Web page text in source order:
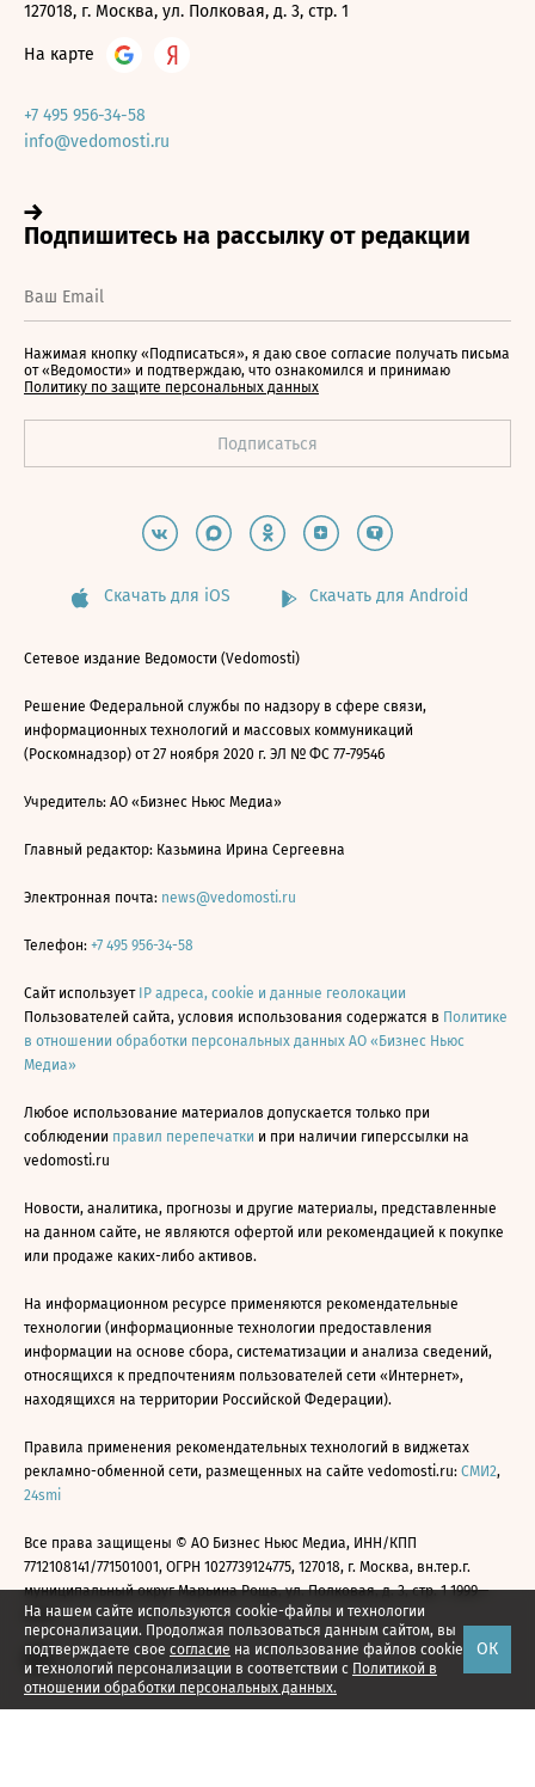
На нашем сайте используются cookie-файлы и технологии
персонализации. Продолжая пользоваться данным сайтом, вы
подтверждаете свое согласие на использование файлов cookie
и технологий персонализации в соответствии с Политикой в
отношении обработки персональных данных.
ОК
127018, г. Москва, ул. Полковая, д. 3, стр. 1
На карте
+7 495 956-34-58
info@vedomosti.ru
Нажимая кнопку «Подписаться», я даю свое согласие получать письма
от «Ведомости» и подтверждаю, что ознакомился и принимаю
Политику по защите персональных данных
Скачать для iOS Скачать для Android
Сетевое издание Ведомости (Vedomosti)
Решение Федеральной службы по надзору в сфере связи,
информационных технологий и массовых коммуникаций
(Роскомнадзор) от 27 ноября 2020 г. ЭЛ № ФС 77-79546
Учредитель: АО «Бизнес Ньюс Медиа»
Главный редактор: Казьмина Ирина Сергеевна
Электронная почта: news@vedomosti.ru
Телефон: +7 495 956-34-58
Сайт использует IP адреса, cookie и данные геолокации
Пользователей сайта, условия использования содержатся в Политике
в отношении обработки персональных данных АО «Бизнес Ньюс
Медиа»
Любое использование материалов допускается только при
соблюдении правил перепечатки и при наличии гиперссылки на
vedomosti.ru
Новости, аналитика, прогнозы и другие материалы, представленные
на данном сайте, не являются офертой или рекомендацией к покупке
или продаже каких-либо активов.
На информационном ресурсе применяются рекомендательные
технологии (информационные технологии предоставления
информации на основе сбора, систематизации и анализа сведений,
относящихся к предпочтениям пользователей сети «Интернет»,
находящихся на территории Российской Федерации).
Правила применения рекомендательных технологий в виджетах
рекламно-обменной сети, размещенных на сайте vedomosti.ru: СМИ2,
24smi
Все права защищены © АО Бизнес Ньюс Медиа, ИНН/КПП
7712108141/771501001, ОГРН 1027739124775, 127018, г. Москва, вн.тер.г.
муниципальный округ Марьина Роща, ул. Полковая, д. 3, стр. 1 1999—
2026